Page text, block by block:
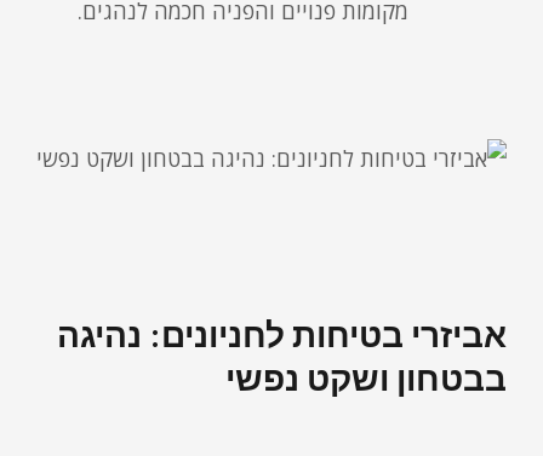
מקומות פנויים והפניה חכמה לנהגים.
אביזרי בטיחות לחניונים: נהיגה
בבטחון ושקט נפשי